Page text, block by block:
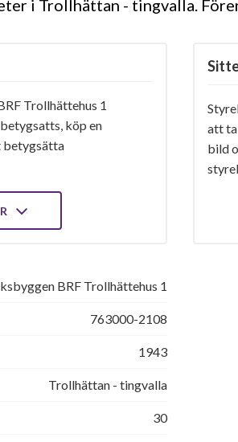
i Trollhättan - tingvalla.
Trollhättehus 1
köp en
betygsätta
att
bild
BRF Trollhättehus 1
763000-2108
1943
Trollhättan - tingvalla
30